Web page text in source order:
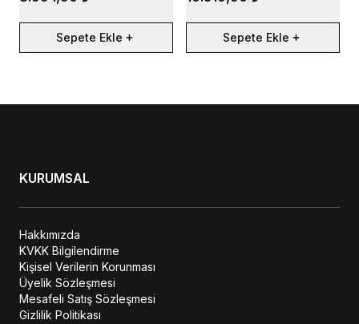
Sepete Ekle Sepete Ekle
KURUMSAL
Hakkımızda
KVKK Bilgilendirme
Kişisel Verilerin Korunması
Üyelik Sözleşmesi
Mesafeli Satış Sözleşmesi
Gizlilik Politikası